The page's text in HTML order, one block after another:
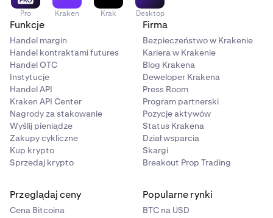
Pro Kraken Krak Desktop
Funkcje
Handel margin
Handel kontraktami futures
Handel OTC
Instytucje
Handel API
Kraken API Center
Nagrody za stakowanie
Wyślij pieniądze
Zakupy cykliczne
Kup krypto
Sprzedaj krypto
Firma
Bezpieczeństwo w Krakenie
Kariera w Krakenie
Blog Krakena
Deweloper Krakena
Press Room
Program partnerski
Pozycje aktywów
Status Krakena
Dział wsparcia
Skargi
Breakout Prop Trading
Przeglądaj ceny
Cena Bitcoina
Popularne rynki
BTC na USD